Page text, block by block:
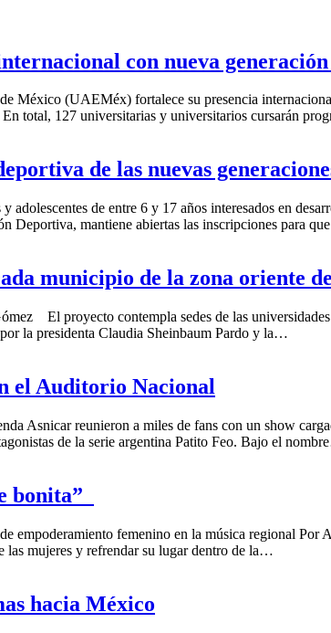
con nueva
México (UAEMéx) fortalece su presencia
total, 127 universitarias y universitarios cursarán
de las nuevas
adolescentes de entre 6 y 17 años interesados en
Deportiva, mantiene abiertas las inscripciones para
municipio de la zona oriente
El proyecto contempla sedes de las
la presidenta Claudia Sheinbaum Pardo y la…
el Auditorio Nacional
Asnicar reunieron a miles de fans con un show
de la serie argentina Patito Feo. Bajo el
bonita”
empoderamiento femenino en la música regional
las mujeres y refrendar su lugar dentro de la…
hacia México